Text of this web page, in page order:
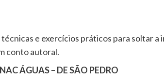
e exercícios práticos para soltar a
conto autoral.
ÁGUAS – DE SÃO PEDRO